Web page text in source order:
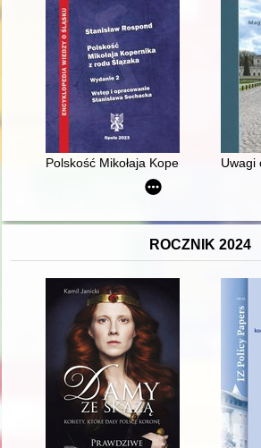
Polskość Mikołaja Kopernika z rodu
Uwagi
ROCZNIK 2024